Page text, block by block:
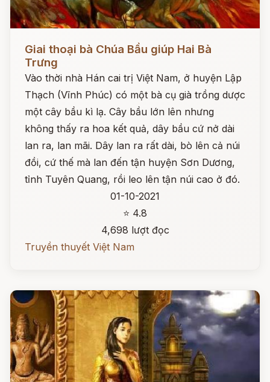
Giai thoại bà Chúa Bầu giúp Hai Bà
Trưng
Vào thời nhà Hán cai trị Việt Nam, ở huyện Lập
Thạch (Vĩnh Phúc) có một bà cụ già trồng dược
một cây bầu kì lạ. Cây bầu lớn lên nhưng
không thấy ra hoa kết quả, dây bầu cứ nở dài
lan ra, lan mãi. Dây lan ra rất dài, bò lên cả núi
đồi, cứ thế mà lan đến tận huyện Sơn Dương,
tỉnh Tuyên Quang, rồi leo lên tận núi cao ở đó.
01-10-2021
⭐ 4.8
4,698 lượt đọc
Truyền thuyết Việt Nam